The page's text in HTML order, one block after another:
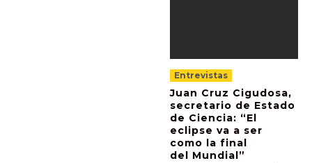
Entrevistas
Juan Cruz Cigudosa,
secretario de Estado
de Ciencia: “El
eclipse va a ser
como la final
del Mundial”